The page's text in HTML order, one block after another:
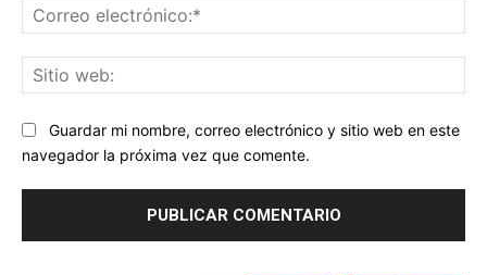
Guardar mi nombre, correo electrónico y sitio web en este
navegador la próxima vez que comente.